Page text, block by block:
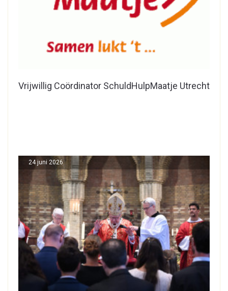
Vrijwillig Coördinator SchuldHulpMaatje Utrecht
24 juni 2026